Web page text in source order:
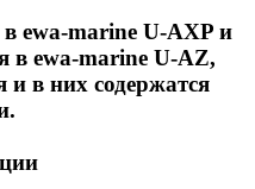
ewa-marine U-AXP и
в ewa-marine U-AZ,
в них содержатся